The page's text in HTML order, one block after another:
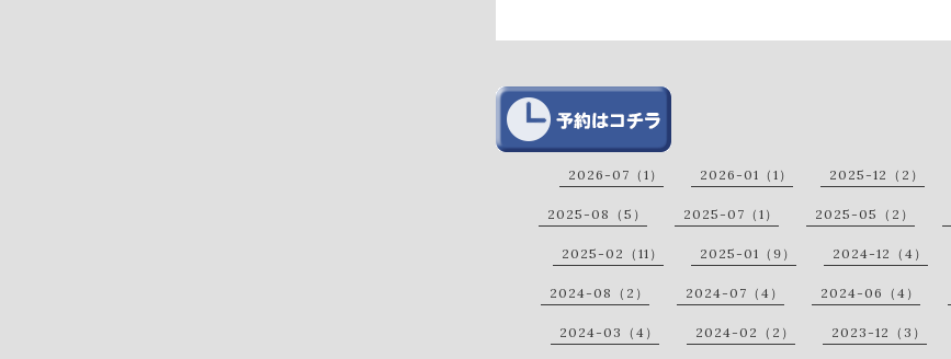
2026-07（1） 2026-01（1） 2025-12（2）
2025-08（5） 2025-07（1） 2025-05（2）
2025-02（11） 2025-01（9） 2024-12（4）
2024-08（2） 2024-07（4） 2024-06（4）
2024-03（4） 2024-02（2） 2023-12（3）